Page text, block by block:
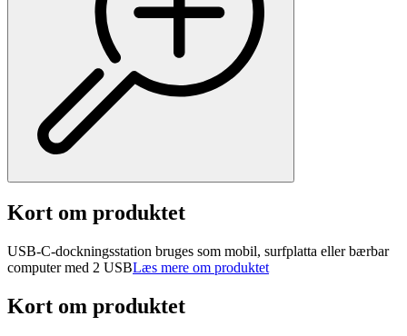
Kort om produktet
USB-C-dockningsstation bruges som mobil, surfplatta eller bærbar
computer med 2 USBLæs mere om produktet
Kort om produktet